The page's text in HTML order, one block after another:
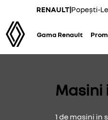
RENAULT|Popești-
Gama Renault
Masini
1 de masini in